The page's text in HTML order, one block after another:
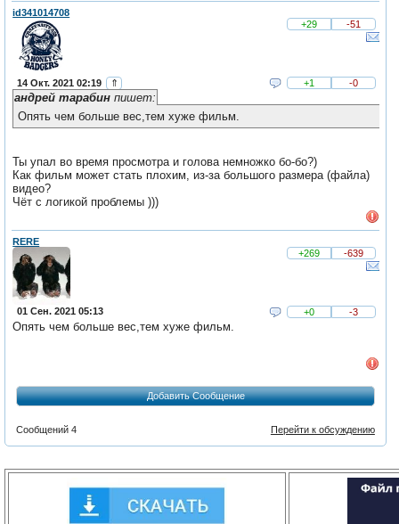
id341014708
+29
-51
14 Окт. 2021 02:19 ⇑ +1 -0
андрей тарабинпишет:
Опять чем больше вес,тем хуже фильм.
Ты упал во время просмотра и голова немножко бо-бо?)
Как фильм может стать плохим, из-за большого размера (файла)
видео?
Чёт с логикой проблемы )))
RERE
+269
-639
01 Сен. 2021 05:13 +0 -3
Опять чем больше вес,тем хуже фильм.
Добавить Сообщение
Сообщений 4 Перейти к обсуждению